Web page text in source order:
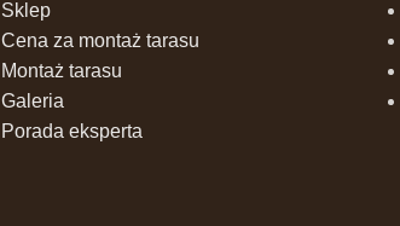
Sklep
Cena za montaż tarasu
Montaż tarasu
Galeria
Porada eksperta